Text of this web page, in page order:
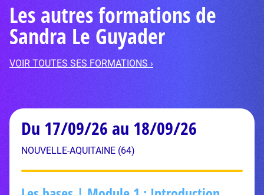
Les autres formations de
Sandra Le Guyader
VOIR TOUTES SES FORMATIONS ›
Du 17/09/26 au 18/09/26
NOUVELLE-AQUITAINE (64)